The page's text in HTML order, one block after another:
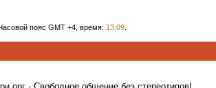
пояс GMT +4, время: 13:09.